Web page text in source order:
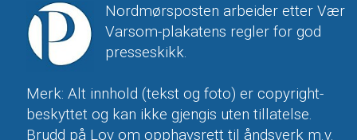
Nordmørsposten arbeider etter Vær
Varsom-plakatens regler for god
presseskikk.
Merk: Alt innhold (tekst og foto) er copyright-
beskyttet og kan ikke gjengis uten tillatelse.
Brudd på Lov om opphavsrett til åndsverk m.v.